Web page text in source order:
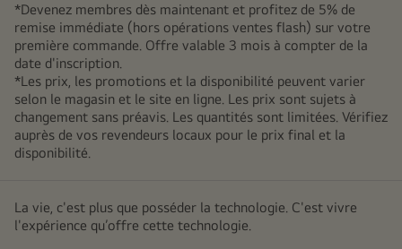
*Devenez membres dès maintenant et profitez de 5% de
remise immédiate (hors opérations ventes flash) sur votre
première commande. Offre valable 3 mois à compter de la
date d'inscription.
*Les prix, les promotions et la disponibilité peuvent varier
selon le magasin et le site en ligne. Les prix sont sujets à
changement sans préavis. Les quantités sont limitées. Vérifiez
auprès de vos revendeurs locaux pour le prix final et la
disponibilité.
La vie, c'est plus que posséder la technologie. C'est vivre
l'expérience qu’offre cette technologie.